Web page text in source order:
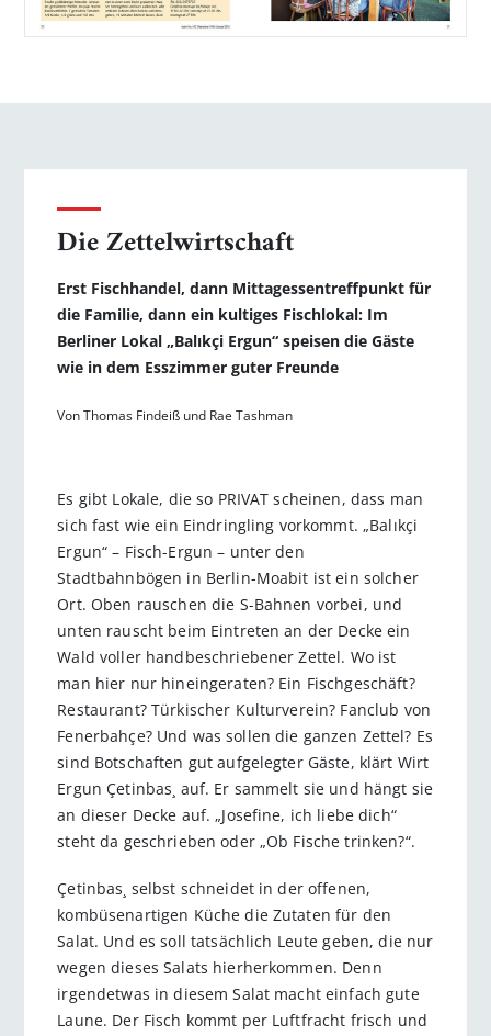
Die Zettelwirtschaft
Erst Fischhandel, dann Mittagessentreffpunkt für
die Familie, dann ein kultiges Fischlokal: Im
Berliner Lokal „Balıkçi Ergun“ speisen die Gäste
wie in dem Esszimmer guter Freunde
Von Thomas Findeiß und Rae Tashman
Es gibt Lokale, die so PRIVAT scheinen, dass man
sich fast wie ein Eindringling vorkommt. „Balıkçi
Ergun“ – Fisch-Ergun – unter den
Stadtbahnbögen in Berlin-Moabit ist ein solcher
Ort. Oben rauschen die S-Bahnen vorbei, und
unten rauscht beim Eintreten an der Decke ein
Wald voller handbeschriebener Zettel. Wo ist
man hier nur hineingeraten? Ein Fischgeschäft?
Restaurant? Türkischer Kulturverein? Fanclub von
Fenerbahçe? Und was sollen die ganzen Zettel? Es
sind Botschaften gut aufgelegter Gäste, klärt Wirt
Ergun Çetinbas¸ auf. Er sammelt sie und hängt sie
an dieser Decke auf. „Josefine, ich liebe dich“
steht da geschrieben oder „Ob Fische trinken?“.
Çetinbas¸ selbst schneidet in der offenen,
kombüsenartigen Küche die Zutaten für den
Salat. Und es soll tatsächlich Leute geben, die nur
wegen dieses Salats hierherkommen. Denn
irgendetwas in diesem Salat macht einfach gute
Laune. Der Fisch kommt per Luftfracht frisch und